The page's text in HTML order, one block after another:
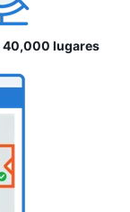
40,000 lugares